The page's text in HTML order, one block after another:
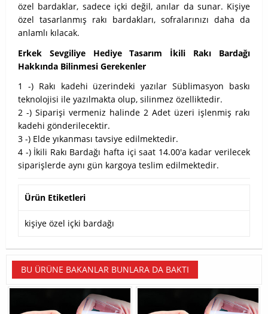
özel bardaklar, sadece içki değil, anılar da sunar. Kişiye
özel tasarlanmış rakı bardakları, sofralarınızı daha da
anlamlı kılacak.
Erkek Sevgiliye Hediye Tasarım İkili Rakı Bardağı
Hakkında Bilinmesi Gerekenler
1 -) Rakı kadehi üzerindeki yazılar Süblimasyon baskı
teknolojisi ile yazılmakta olup, silinmez özelliktedir.
2 -) Siparişi vermeniz halinde 2 Adet üzeri işlenmiş rakı
kadehi gönderilecektir.
3 -) Elde yıkanması tavsiye edilmektedir.
4 -) İkili Rakı Bardağı hafta içi saat 14.00'a kadar verilecek
siparişlerde aynı gün kargoya teslim edilmektedir.
Ürün Etiketleri
kişiye özel içki bardağı
BU ÜRÜNE BAKANLAR BUNLARA DA BAKTI